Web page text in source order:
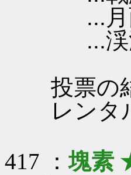
...月面
...渓流
投票の
レンタ
417 ：塊素